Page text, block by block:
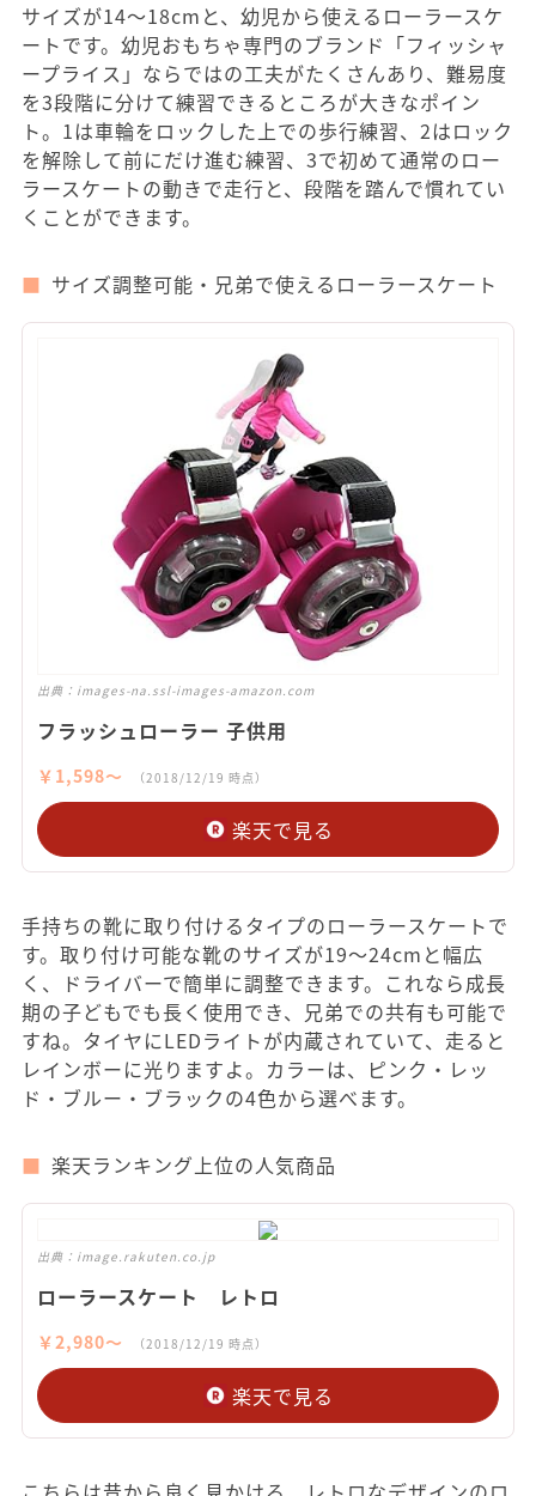
サイズが14～18cmと、幼児から使えるローラースケ
ートです。幼児おもちゃ専門のブランド「フィッシャ
ープライス」ならではの工夫がたくさんあり、難易度
を3段階に分けて練習できるところが大きなポイン
ト。1は車輪をロックした上での歩行練習、2はロック
を解除して前にだけ進む練習、3で初めて通常のロー
ラースケートの動きで走行と、段階を踏んで慣れてい
くことができます。
サイズ調整可能・兄弟で使えるローラースケート
出典： images-na.ssl-images-amazon.com
フラッシュローラー 子供用
￥1,598〜 （2018/12/19 時点）
楽天で見る
手持ちの靴に取り付けるタイプのローラースケートで
す。取り付け可能な靴のサイズが19～24cmと幅広
く、ドライバーで簡単に調整できます。これなら成長
期の子どもでも長く使用でき、兄弟での共有も可能で
すね。タイヤにLEDライトが内蔵されていて、走ると
レインボーに光りますよ。カラーは、ピンク・レッ
ド・ブルー・ブラックの4色から選べます。
楽天ランキング上位の人気商品
出典： image.rakuten.co.jp
ローラースケート レトロ
￥2,980〜 （2018/12/19 時点）
楽天で見る